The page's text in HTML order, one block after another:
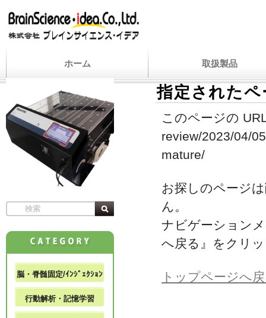
ホーム 取扱製品
指定された
このページの
review/2023/04/
mature/
お探しのページ
ん。
ナビゲーション
へ戻る』をクリ
トップページへ
脳・脊髄固定/ｲﾝｼﾞｪｸｼｮﾝ
行動解析・記憶学習